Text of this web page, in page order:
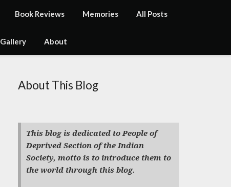
Book Reviews Memories All Posts
Gallery About
About This Blog
This blog is dedicated to People of
Deprived Section of the Indian
Society, motto is to introduce them to
the world through this blog.